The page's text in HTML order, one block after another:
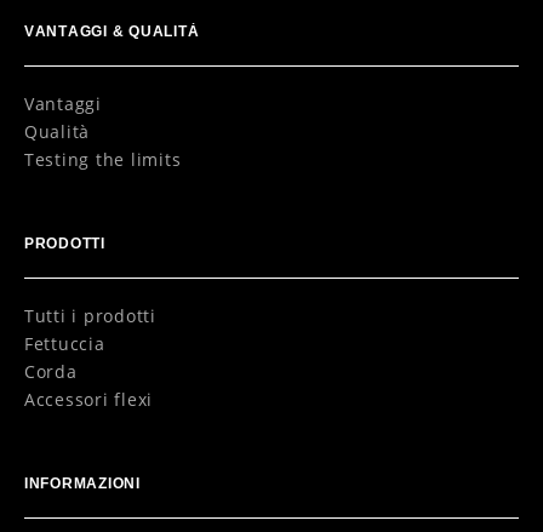
VANTAGGI & QUALITÀ
Vantaggi
Qualità
Testing the limits
PRODOTTI
Tutti i prodotti
Fettuccia
Corda
Accessori flexi
INFORMAZIONI